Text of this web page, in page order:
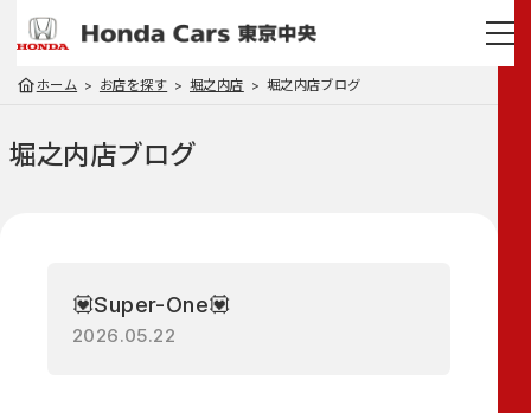
ホーム お店を探す 堀之内店 堀之内店ブログ
堀之内店ブログ
💟Super-One💟
2026.05.22